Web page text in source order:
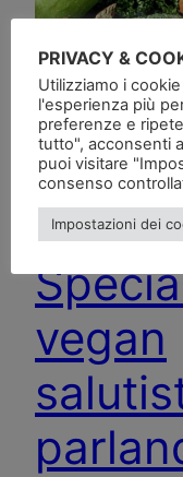
vegan
PRIVACY &
Utilizziamo i
l'esperienza più
preferenze e
tutto", acconsenti
puoi visitare
consenso
Impostazioni dei